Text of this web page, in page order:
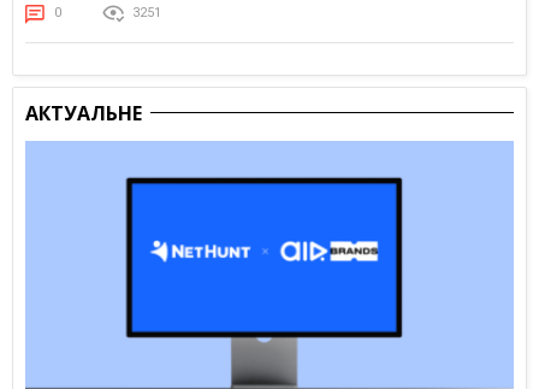
0 3251
АКТУАЛЬНЕ